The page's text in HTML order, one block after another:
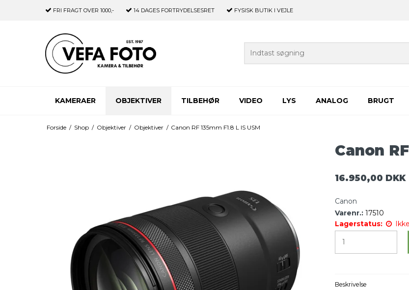
FRI FRAGT OVER 1000,- 14 DAGES FORTRYDELSESRET FYSISK BUTIK I VEJLE
KAMERAER OBJEKTIVER TILBEHØR VIDEO LYS ANALOG BRUGT
Forside / Shop / Objektiver / Objektiver / Canon RF 135mm F1.8 L IS USM
Canon
16.950,00 DKK
Canon
Varenr.: 17510
Lagerstatus:
Beskrivelse